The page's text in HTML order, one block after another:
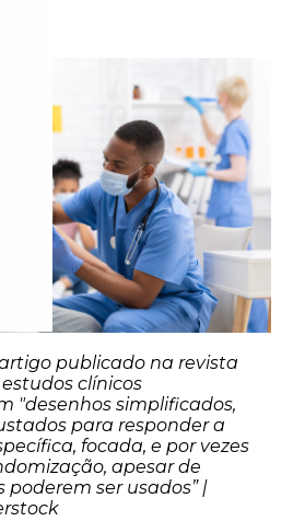
publicado na revista
clínicos
"desenhos simplificados,
para responder a
focada, e por vezes
apesar de
poderem ser usados” |